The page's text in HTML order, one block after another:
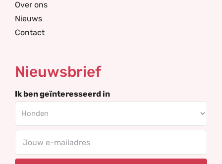
Over ons
Nieuws
Contact
Nieuwsbrief
Ik ben geïnteresseerd in